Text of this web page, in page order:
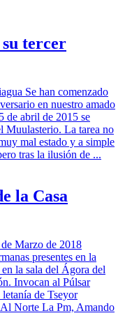
tercer
Se han comenzado
en nuestro amado
de abril de 2015 se
Muulasterio. La tarea no
mal estado y a simple
tras la ilusión de ...
la Casa
Marzo de 2018
presentes en la
la sala del Ágora del
Invocan al Púlsar
de Tseyor
Norte La Pm, Amando